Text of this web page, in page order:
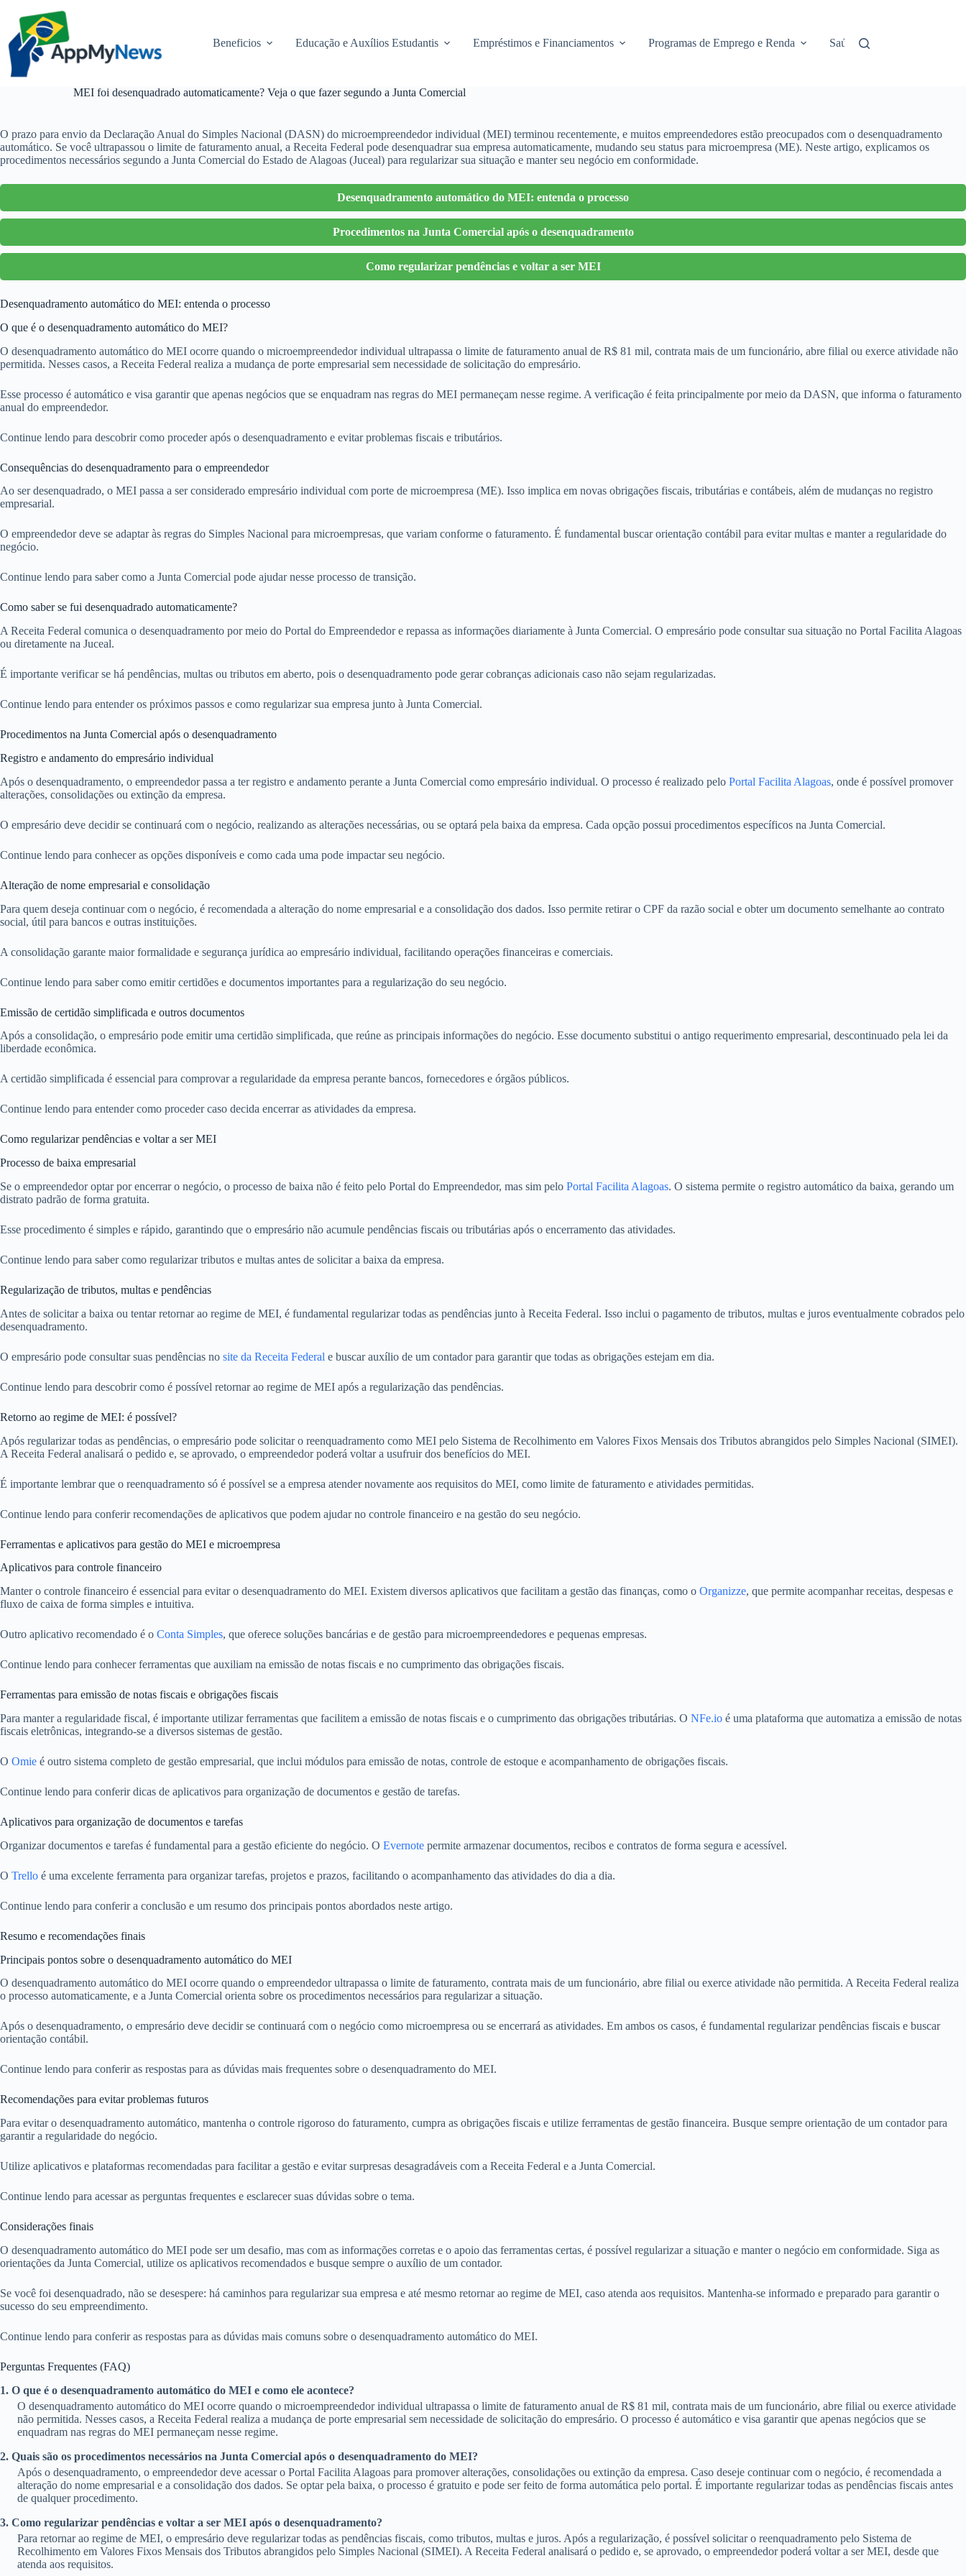
conteúdo
Beneficios Educação e Auxílios Estudantis Empréstimos e Financiamentos Programas de Emprego e Renda Saúde e Assistência
MEI foi desenquadrado automaticamente? Veja o que fazer segundo a Junta Comercial
O prazo para envio da Declaração Anual do Simples Nacional (DASN) do microempreendedor individual (MEI) terminou recentemente, e muitos empreendedores estão preocupados com o desenquadramento
automático. Se você ultrapassou o limite de faturamento anual, a Receita Federal pode desenquadrar sua empresa automaticamente, mudando seu status para microempresa (ME). Neste artigo, explicamos os
procedimentos necessários segundo a Junta Comercial do Estado de Alagoas (Juceal) para regularizar sua situação e manter seu negócio em conformidade.
Desenquadramento automático do MEI: entenda o processo
Procedimentos na Junta Comercial após o desenquadramento
Como regularizar pendências e voltar a ser MEI
Desenquadramento automático do MEI: entenda o processo
O que é o desenquadramento automático do MEI?
O desenquadramento automático do MEI ocorre quando o microempreendedor individual ultrapassa o limite de faturamento anual de R$ 81 mil, contrata mais de um funcionário, abre filial ou exerce atividade não
permitida. Nesses casos, a Receita Federal realiza a mudança de porte empresarial sem necessidade de solicitação do empresário.
Esse processo é automático e visa garantir que apenas negócios que se enquadram nas regras do MEI permaneçam nesse regime. A verificação é feita principalmente por meio da DASN, que informa o faturamento
anual do empreendedor.
Continue lendo para descobrir como proceder após o desenquadramento e evitar problemas fiscais e tributários.
Consequências do desenquadramento para o empreendedor
Ao ser desenquadrado, o MEI passa a ser considerado empresário individual com porte de microempresa (ME). Isso implica em novas obrigações fiscais, tributárias e contábeis, além de mudanças no registro
empresarial.
O empreendedor deve se adaptar às regras do Simples Nacional para microempresas, que variam conforme o faturamento. É fundamental buscar orientação contábil para evitar multas e manter a regularidade do
negócio.
Continue lendo para saber como a Junta Comercial pode ajudar nesse processo de transição.
Como saber se fui desenquadrado automaticamente?
A Receita Federal comunica o desenquadramento por meio do Portal do Empreendedor e repassa as informações diariamente à Junta Comercial. O empresário pode consultar sua situação no Portal Facilita Alagoas
ou diretamente na Juceal.
É importante verificar se há pendências, multas ou tributos em aberto, pois o desenquadramento pode gerar cobranças adicionais caso não sejam regularizadas.
Continue lendo para entender os próximos passos e como regularizar sua empresa junto à Junta Comercial.
Procedimentos na Junta Comercial após o desenquadramento
Registro e andamento do empresário individual
Após o desenquadramento, o empreendedor passa a ter registro e andamento perante a Junta Comercial como empresário individual. O processo é realizado pelo Portal Facilita Alagoas, onde é possível promover
alterações, consolidações ou extinção da empresa.
O empresário deve decidir se continuará com o negócio, realizando as alterações necessárias, ou se optará pela baixa da empresa. Cada opção possui procedimentos específicos na Junta Comercial.
Continue lendo para conhecer as opções disponíveis e como cada uma pode impactar seu negócio.
Alteração de nome empresarial e consolidação
Para quem deseja continuar com o negócio, é recomendada a alteração do nome empresarial e a consolidação dos dados. Isso permite retirar o CPF da razão social e obter um documento semelhante ao contrato
social, útil para bancos e outras instituições.
A consolidação garante maior formalidade e segurança jurídica ao empresário individual, facilitando operações financeiras e comerciais.
Continue lendo para saber como emitir certidões e documentos importantes para a regularização do seu negócio.
Emissão de certidão simplificada e outros documentos
Após a consolidação, o empresário pode emitir uma certidão simplificada, que reúne as principais informações do negócio. Esse documento substitui o antigo requerimento empresarial, descontinuado pela lei da
liberdade econômica.
A certidão simplificada é essencial para comprovar a regularidade da empresa perante bancos, fornecedores e órgãos públicos.
Continue lendo para entender como proceder caso decida encerrar as atividades da empresa.
Como regularizar pendências e voltar a ser MEI
Processo de baixa empresarial
Se o empreendedor optar por encerrar o negócio, o processo de baixa não é feito pelo Portal do Empreendedor, mas sim pelo Portal Facilita Alagoas. O sistema permite o registro automático da baixa, gerando um
distrato padrão de forma gratuita.
Esse procedimento é simples e rápido, garantindo que o empresário não acumule pendências fiscais ou tributárias após o encerramento das atividades.
Continue lendo para saber como regularizar tributos e multas antes de solicitar a baixa da empresa.
Regularização de tributos, multas e pendências
Antes de solicitar a baixa ou tentar retornar ao regime de MEI, é fundamental regularizar todas as pendências junto à Receita Federal. Isso inclui o pagamento de tributos, multas e juros eventualmente cobrados pelo
desenquadramento.
O empresário pode consultar suas pendências no site da Receita Federal e buscar auxílio de um contador para garantir que todas as obrigações estejam em dia.
Continue lendo para descobrir como é possível retornar ao regime de MEI após a regularização das pendências.
Retorno ao regime de MEI: é possível?
Após regularizar todas as pendências, o empresário pode solicitar o reenquadramento como MEI pelo Sistema de Recolhimento em Valores Fixos Mensais dos Tributos abrangidos pelo Simples Nacional (SIMEI).
A Receita Federal analisará o pedido e, se aprovado, o empreendedor poderá voltar a usufruir dos benefícios do MEI.
É importante lembrar que o reenquadramento só é possível se a empresa atender novamente aos requisitos do MEI, como limite de faturamento e atividades permitidas.
Continue lendo para conferir recomendações de aplicativos que podem ajudar no controle financeiro e na gestão do seu negócio.
Ferramentas e aplicativos para gestão do MEI e microempresa
Aplicativos para controle financeiro
Manter o controle financeiro é essencial para evitar o desenquadramento do MEI. Existem diversos aplicativos que facilitam a gestão das finanças, como o Organizze, que permite acompanhar receitas, despesas e
fluxo de caixa de forma simples e intuitiva.
Outro aplicativo recomendado é o Conta Simples, que oferece soluções bancárias e de gestão para microempreendedores e pequenas empresas.
Continue lendo para conhecer ferramentas que auxiliam na emissão de notas fiscais e no cumprimento das obrigações fiscais.
Ferramentas para emissão de notas fiscais e obrigações fiscais
Para manter a regularidade fiscal, é importante utilizar ferramentas que facilitem a emissão de notas fiscais e o cumprimento das obrigações tributárias. O NFe.io é uma plataforma que automatiza a emissão de notas
fiscais eletrônicas, integrando-se a diversos sistemas de gestão.
O Omie é outro sistema completo de gestão empresarial, que inclui módulos para emissão de notas, controle de estoque e acompanhamento de obrigações fiscais.
Continue lendo para conferir dicas de aplicativos para organização de documentos e gestão de tarefas.
Aplicativos para organização de documentos e tarefas
Organizar documentos e tarefas é fundamental para a gestão eficiente do negócio. O Evernote permite armazenar documentos, recibos e contratos de forma segura e acessível.
O Trello é uma excelente ferramenta para organizar tarefas, projetos e prazos, facilitando o acompanhamento das atividades do dia a dia.
Continue lendo para conferir a conclusão e um resumo dos principais pontos abordados neste artigo.
Resumo e recomendações finais
Principais pontos sobre o desenquadramento automático do MEI
O desenquadramento automático do MEI ocorre quando o empreendedor ultrapassa o limite de faturamento, contrata mais de um funcionário, abre filial ou exerce atividade não permitida. A Receita Federal realiza
o processo automaticamente, e a Junta Comercial orienta sobre os procedimentos necessários para regularizar a situação.
Após o desenquadramento, o empresário deve decidir se continuará com o negócio como microempresa ou se encerrará as atividades. Em ambos os casos, é fundamental regularizar pendências fiscais e buscar
orientação contábil.
Continue lendo para conferir as respostas para as dúvidas mais frequentes sobre o desenquadramento do MEI.
Recomendações para evitar problemas futuros
Para evitar o desenquadramento automático, mantenha o controle rigoroso do faturamento, cumpra as obrigações fiscais e utilize ferramentas de gestão financeira. Busque sempre orientação de um contador para
garantir a regularidade do negócio.
Utilize aplicativos e plataformas recomendadas para facilitar a gestão e evitar surpresas desagradáveis com a Receita Federal e a Junta Comercial.
Continue lendo para acessar as perguntas frequentes e esclarecer suas dúvidas sobre o tema.
Considerações finais
O desenquadramento automático do MEI pode ser um desafio, mas com as informações corretas e o apoio das ferramentas certas, é possível regularizar a situação e manter o negócio em conformidade. Siga as
orientações da Junta Comercial, utilize os aplicativos recomendados e busque sempre o auxílio de um contador.
Se você foi desenquadrado, não se desespere: há caminhos para regularizar sua empresa e até mesmo retornar ao regime de MEI, caso atenda aos requisitos. Mantenha-se informado e preparado para garantir o
sucesso do seu empreendimento.
Continue lendo para conferir as respostas para as dúvidas mais comuns sobre o desenquadramento automático do MEI.
Perguntas Frequentes (FAQ)
1. O que é o desenquadramento automático do MEI e como ele acontece?
O desenquadramento automático do MEI ocorre quando o microempreendedor individual ultrapassa o limite de faturamento anual de R$ 81 mil, contrata mais de um funcionário, abre filial ou exerce atividade
não permitida. Nesses casos, a Receita Federal realiza a mudança de porte empresarial sem necessidade de solicitação do empresário. O processo é automático e visa garantir que apenas negócios que se
enquadram nas regras do MEI permaneçam nesse regime.
2. Quais são os procedimentos necessários na Junta Comercial após o desenquadramento do MEI?
Após o desenquadramento, o empreendedor deve acessar o Portal Facilita Alagoas para promover alterações, consolidações ou extinção da empresa. Caso deseje continuar com o negócio, é recomendada a
alteração do nome empresarial e a consolidação dos dados. Se optar pela baixa, o processo é gratuito e pode ser feito de forma automática pelo portal. É importante regularizar todas as pendências fiscais antes
de qualquer procedimento.
3. Como regularizar pendências e voltar a ser MEI após o desenquadramento?
Para retornar ao regime de MEI, o empresário deve regularizar todas as pendências fiscais, como tributos, multas e juros. Após a regularização, é possível solicitar o reenquadramento pelo Sistema de
Recolhimento em Valores Fixos Mensais dos Tributos abrangidos pelo Simples Nacional (SIMEI). A Receita Federal analisará o pedido e, se aprovado, o empreendedor poderá voltar a ser MEI, desde que
atenda aos requisitos.